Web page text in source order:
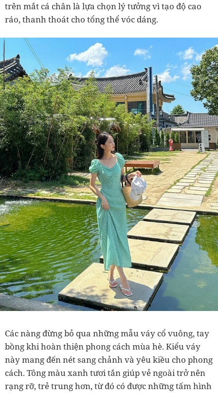
trên mắt cá chân là lựa chọn lý tưởng vì tạo độ cao
ráo, thanh thoát cho tổng thể vóc dáng.
Các nàng đừng bỏ qua những mẫu váy cổ vuông, tay
bồng khi hoàn thiện phong cách mùa hè. Kiểu váy
này mang đến nét sang chảnh và yêu kiều cho phong
cách. Tông màu xanh tươi tắn giúp vẻ ngoài trở nên
rạng rỡ, trẻ trung hơn, từ đó có được những tấm hình